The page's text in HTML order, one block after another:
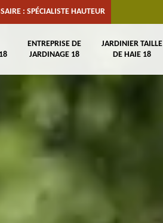
: SPÉCIALISTE HAUTEUR
ENTREPRISE DE
JARDINAGE 18
JARDINIER TAILLE
DE HAIE 18